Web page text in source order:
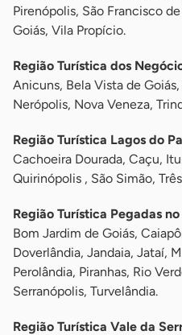
Pirenópolis, São Francisco
Goiás, Vila Propício.
Região Turística dos
Anicuns, Bela Vista de
Nerópolis, Nova Veneza,
Região Turística Lagos do
Cachoeira Dourada, Caçu,
Quirinópolis , São Simão,
Região Turística Pegadas
Bom Jardim de Goiás,
Doverlândia, Jandaia, Jataí,
Perolândia, Piranhas, Rio
Serranópolis, Turvelândia.
Região Turística Vale da